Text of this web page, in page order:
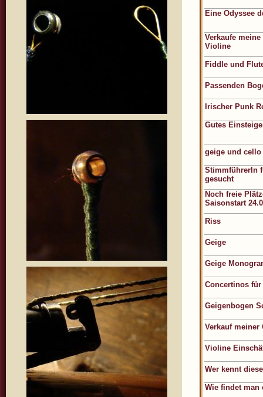
Eine Odyssee
Verkaufe
Violine
Fiddle und
Passenden
Irischer Punk
Gutes
geige und cello
StimmführerIn
gesucht
Noch freie
Saisonstart
Riss
Geige
Geige
Concertinos für
Geigenbogen
Verkauf meiner
Violine
Wer kennt
Wie findet man